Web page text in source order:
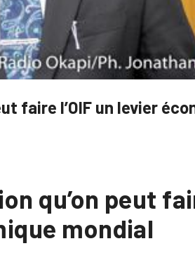
faire l’OIF un levier
qu’on peut
mondial